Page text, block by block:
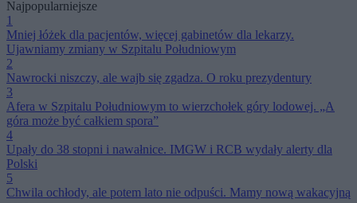
Najpopularniejsze
1
Mniej łóżek dla pacjentów, więcej gabinetów dla lekarzy.
Ujawniamy zmiany w Szpitalu Południowym
2
Nawrocki niszczy, ale wajb się zgadza. O roku prezydentury
3
Afera w Szpitalu Południowym to wierzchołek góry lodowej. „A
góra może być całkiem spora”
4
Upały do 38 stopni i nawałnice. IMGW i RCB wydały alerty dla
Polski
5
Chwila ochłody, ale potem lato nie odpuści. Mamy nową wakacyjną